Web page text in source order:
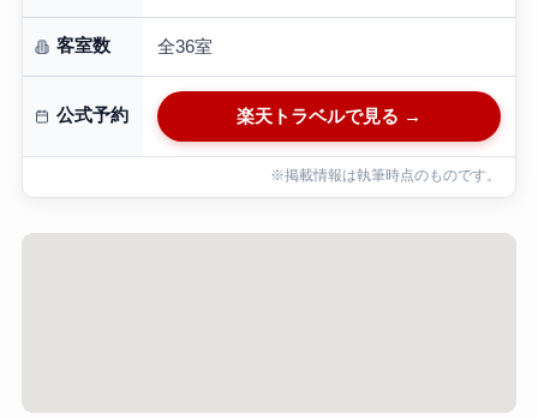
客室数 全36室
公式予約 楽天トラベルで見る →
※掲載情報は執筆時点のものです。